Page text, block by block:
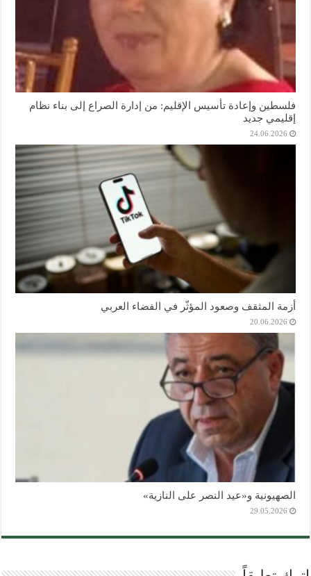
فلسطين وإعادة تأسيس الإقليم: من إدارة الصراع إلى بناء نظام
إقليمي جديد
24.06.2026
أزمة المثقف وصعود المؤثّر في الفضاء العربي
20.06.2026
الصهيونية و«عيد النصر على النازية»
29.05.2026